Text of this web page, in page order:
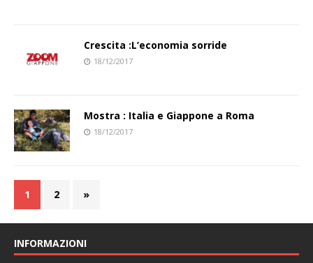
Crescita :L’economia sorride
18/12/2017
Mostra : Italia e Giappone a Roma
18/12/2017
1 2 »
INFORMAZIONI